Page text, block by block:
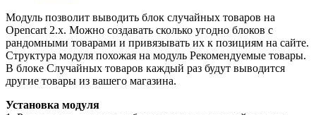
Модуль позволит выводить блок случайных товаров на
Opencart 2.x. Можно создавать сколько угодно блоков с
рандомными товарами и привязывать их к позициям на сайте.
Структура модуля похожая на модуль Рекомендуемые товары.
В блоке Случайных товаров каждый раз будут выводится
другие товары из вашего магазина.
Установка модуля